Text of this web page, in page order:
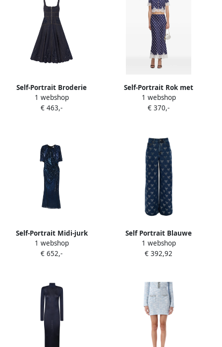
Self-Portrait Broderie
anglaise midi-jurk met
flared afwerking Blauw
1 webshop
€ 463,-
Self-Portrait Rok met
stippen Blauw
1 webshop
€ 370,-
Self-Portrait Midi-jurk
verfraaid met pailletten en
cape Blauw
1 webshop
€ 652,-
Self Portrait Blauwe
spijkerbroek met stralende
strikversiering Blue Dames
1 webshop
€ 392,92